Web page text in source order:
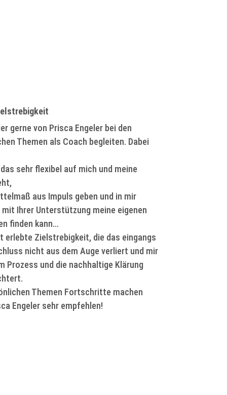
gerne von Prisca Engeler bei den
Themen als Coach begleiten. Dabei
sehr flexibel auf mich und meine
aus Impuls geben und in mir
Ihrer Unterstützung meine eigenen
finden kann…
Zielstrebigkeit, die das eingangs
nicht aus dem Auge verliert und mir
Prozess und die nachhaltige Klärung
Themen Fortschritte machen
Engeler sehr empfehlen!